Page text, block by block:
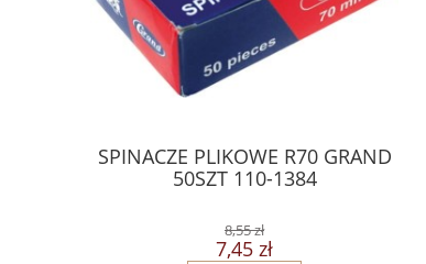
SPINACZE PLIKOWE R70 GRAND
50SZT 110-1384
8,55 zł
7,45 zł